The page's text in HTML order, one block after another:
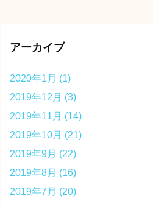
アーカイブ
2020年1月 (1)
2019年12月 (3)
2019年11月 (14)
2019年10月 (21)
2019年9月 (22)
2019年8月 (16)
2019年7月 (20)